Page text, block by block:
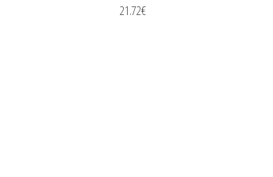
21.72€